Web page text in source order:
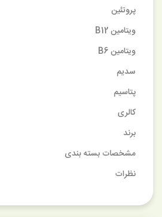
پروتئین
ویتامین B12
ویتامین B6
سدیم
پتاسیم
کالری
برند
مشخصات بسته بندی
نظرات